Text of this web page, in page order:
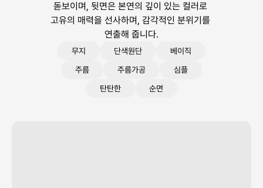
돋보이며, 뒷면은 본연의 깊이 있는 컬러로
고유의 매력을 선사하며, 감각적인 분위기를
연출해 줍니다.
무지 단색원단
베이직
주름
주름가공
심플
탄탄한
순면